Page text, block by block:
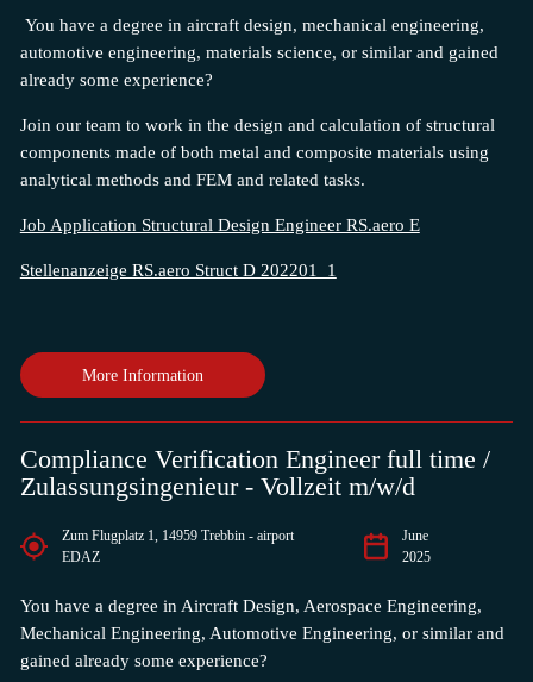
You have a degree in aircraft design, mechanical engineering,
automotive engineering, materials science, or similar and gained
already some experience?
Join our team to work in the design and calculation of structural
components made of both metal and composite materials using
analytical methods and FEMand related tasks.
Job Application Structural Design Engineer RS.aero E
Stellenanzeige RS.aero Struct D 202201_1
More Information
Compliance Verification Engineer full time /
Zulassungsingenieur - Vollzeit m/w/d
Zum Flugplatz 1, 14959 Trebbin - airport
EDAZ
June
2025
You have a degree in Aircraft Design, Aerospace Engineering,
Mechanical Engineering, Automotive Engineering, or similar and
gained already some experience?